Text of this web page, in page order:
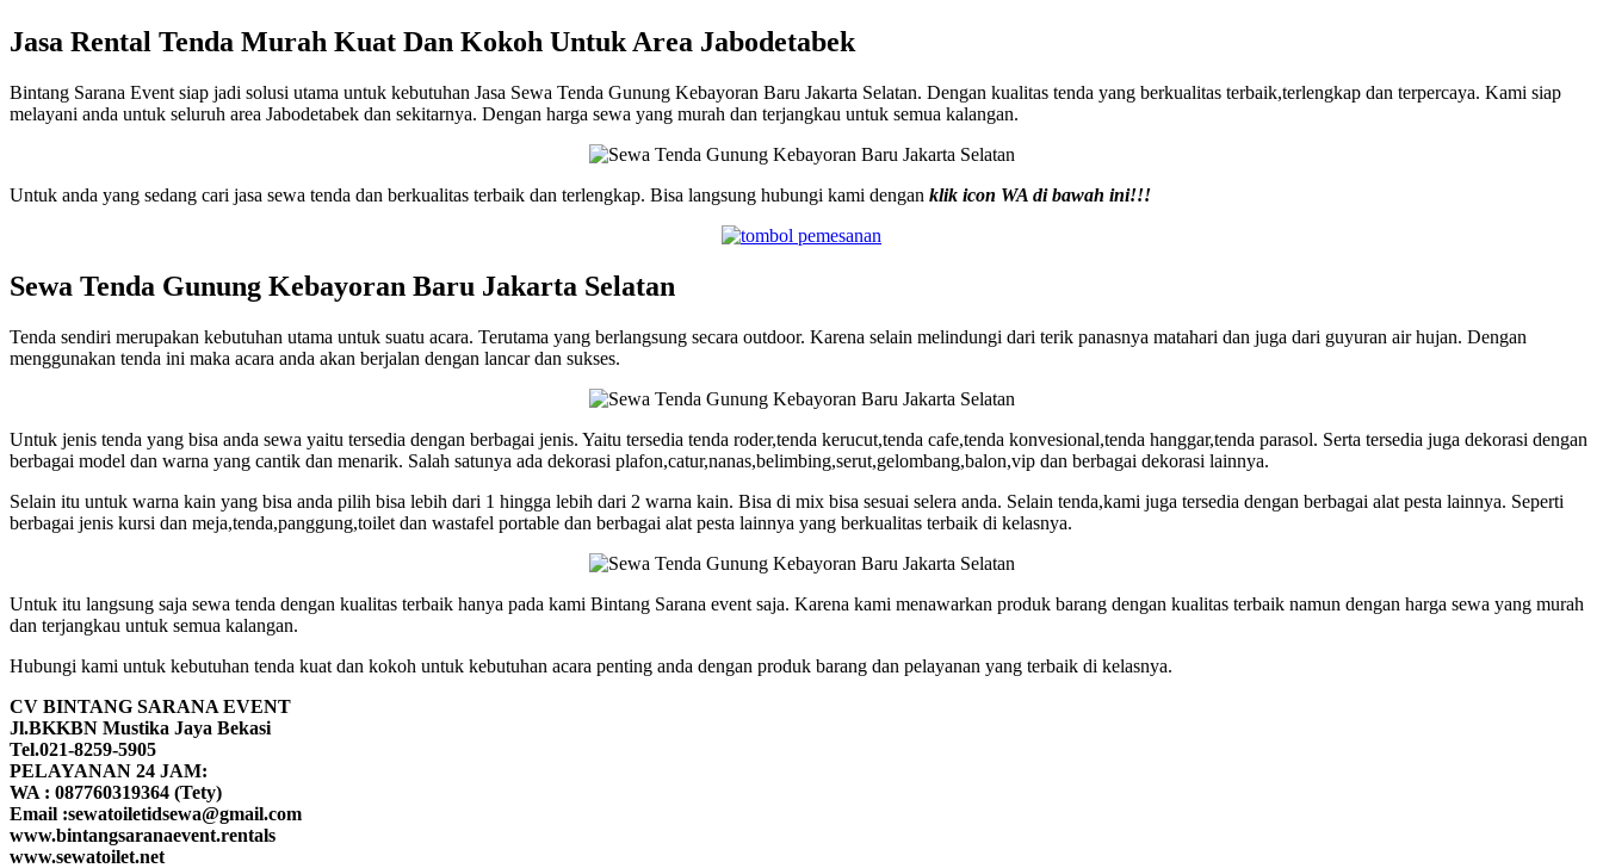
Jasa Rental Tenda Murah Kuat Dan Kokoh Untuk Area Jabodetabek
Bintang Sarana Event siap jadi solusi utama untuk kebutuhan Jasa Sewa Tenda Gunung Kebayoran Baru Jakarta Selatan. Dengan kualitas tenda yang berkualitas terbaik,terlengkap dan terpercaya. Kami siap
melayani anda untuk seluruh area Jabodetabek dan sekitarnya. Dengan harga sewa yang murah dan terjangkau untuk semua kalangan.
Untuk anda yang sedang cari jasa sewa tenda dan berkualitas terbaik dan terlengkap. Bisa langsung hubungi kami dengan klik icon WA di bawah ini!!!
Sewa Tenda Gunung Kebayoran Baru Jakarta Selatan
Tenda sendiri merupakan kebutuhan utama untuk suatu acara. Terutama yang berlangsung secara outdoor. Karena selain melindungi dari terik panasnya matahari dan juga dari guyuran air hujan. Dengan
menggunakan tenda ini maka acara anda akan berjalan dengan lancar dan sukses.
Untuk jenis tenda yang bisa anda sewa yaitu tersedia dengan berbagai jenis. Yaitu tersedia tenda roder,tenda kerucut,tenda cafe,tenda konvesional,tenda hanggar,tenda parasol. Serta tersedia juga dekorasi dengan
berbagai model dan warna yang cantik dan menarik. Salah satunya ada dekorasi plafon,catur,nanas,belimbing,serut,gelombang,balon,vip dan berbagai dekorasi lainnya.
Selain itu untuk warna kain yang bisa anda pilih bisa lebih dari 1 hingga lebih dari 2 warna kain. Bisa di mix bisa sesuai selera anda. Selain tenda,kami juga tersedia dengan berbagai alat pesta lainnya. Seperti
berbagai jenis kursi dan meja,tenda,panggung,toilet dan wastafel portable dan berbagai alat pesta lainnya yang berkualitas terbaik di kelasnya.
Untuk itu langsung saja sewa tenda dengan kualitas terbaik hanya pada kami Bintang Sarana event saja. Karena kami menawarkan produk barang dengan kualitas terbaik namun dengan harga sewa yang murah
dan terjangkau untuk semua kalangan.
Hubungi kami untuk kebutuhan tenda kuat dan kokoh untuk kebutuhan acara penting anda dengan produk barang dan pelayanan yang terbaik di kelasnya.
CV BINTANG SARANA EVENT
Jl.BKKBN Mustika Jaya Bekasi
Tel.021-8259-5905
PELAYANAN 24 JAM:
WA : 087760319364 (Tety)
Email :sewatoiletidsewa@gmail.com
www.bintangsaranaevent.rentals
www.sewatoilet.net